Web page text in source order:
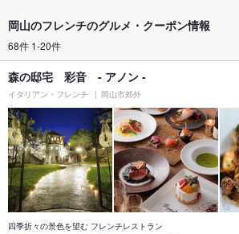
岡山のフレンチのグルメ・クーポン情報
68件 1-20件
森の邸宅 彩音 - アノン -
イタリアン・フレンチ 岡山市郊外
四季折々の景色を望む フレンチレストラン